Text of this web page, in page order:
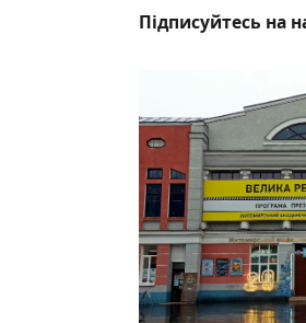
Підписуйтесь на